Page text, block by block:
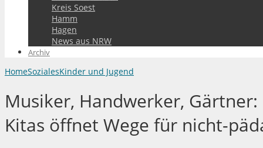
Kreis Soest
Hamm
Hagen
News aus NRW
Archiv
HomeSozialesKinder und Jugend
Musiker, Handwerker,
Kitas öffnet Wege für nicht-